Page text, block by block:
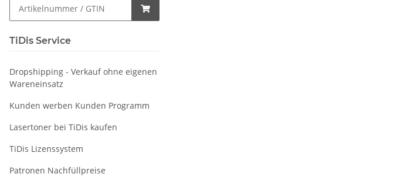
TiDis Service
Dropshipping - Verkauf ohne eigenen
Wareneinsatz
Kunden werben Kunden Programm
Lasertoner bei TiDis kaufen
TiDis Lizenssystem
Patronen Nachfüllpreise